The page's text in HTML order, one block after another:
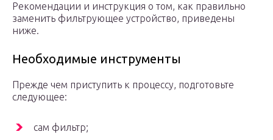
Рекомендации и инструкция о том, как правильно
заменить фильтрующее устройство, приведены
ниже.
Необходимые инструменты
Прежде чем приступить к процессу, подготовьте
следующее:
сам фильтр;